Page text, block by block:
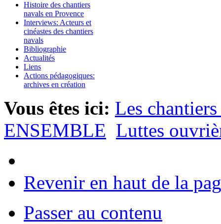
Histoire des chantiers
navals en Provence
Interviews: Acteurs et
cinéastes des chantiers
navals
Bibliographie
Actualités
Liens
Actions pédagogiques:
archives en création
Vous êtes ici: Les
ENSEMBLE Luttes
Revenir en haut de la
Passer au contenu